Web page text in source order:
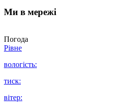
Ми в мережі
Погода
Рівне
вологість:
тиск:
вітер: